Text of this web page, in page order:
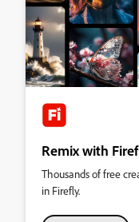
Remix with
Thousands of free
in Firefly.